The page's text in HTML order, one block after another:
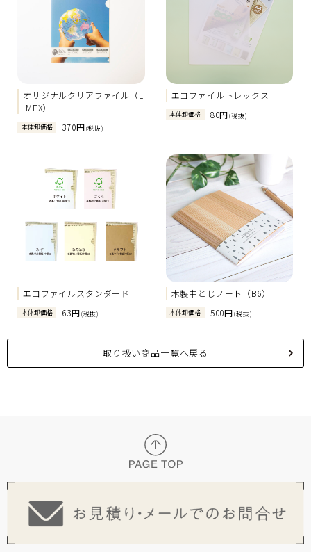
オリジナルクリアファイル（L
IMEX）
本体卸価格 370円(税抜)
エコファイルトレックス
本体卸価格 80円(税抜)
エコファイルスタンダード
本体卸価格 63円(税抜)
木製中とじノート（B6）
本体卸価格 500円(税抜)
取り扱い商品一覧へ戻る